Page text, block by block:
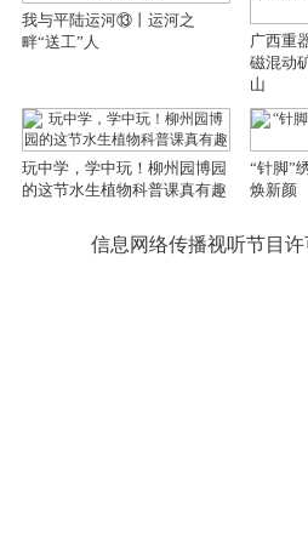
我与平陆运河⑬丨运河之
畔“送工”人
广西重
磁混动
山
玩中学，学中玩！柳州园博园
的这节水生植物科普课真有趣
“针脚”
焕新颜
信息网络传播视听节目许